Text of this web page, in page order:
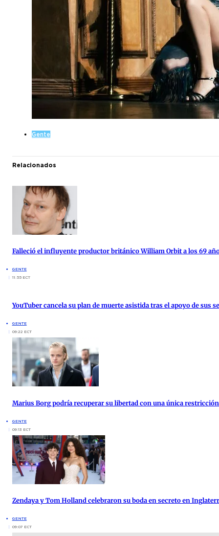
Gente
Relacionados
Falleció el influyente productor británico William Orbit a los 69
GENTE
11:55 ECT
YouTuber cancela su plan de muerte asistida tras el apoyo de sus
GENTE
09:22 ECT
Marius Borg podría recuperar su libertad con una única
GENTE
09:13 ECT
Zendaya y Tom Holland celebraron su boda en secreto en
GENTE
09:07 ECT